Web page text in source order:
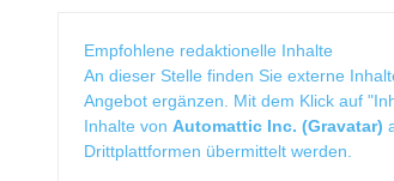
Empfohlene redaktionelle Inhalte
An dieser Stelle finden Sie externe
Angebot ergänzen. Mit dem Klick auf
Inhalte von Automattic Inc. (Gravatar)
Drittplattformen übermittelt werden.